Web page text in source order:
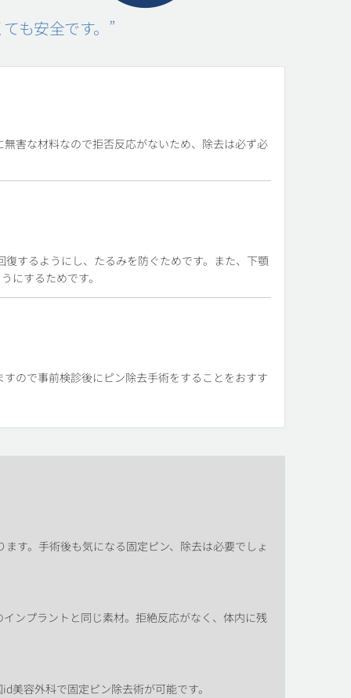
も安全です。”
害な材料なので拒否反応がないため、除去は必ず必
するようにし、たるみを防ぐためです。また、下顎
にするためです。
ので事前検診後にピン除去手術をすることをおすす
す。手術後も気になる固定ピン、除去は必要でしょ
ンプラントと同じ素材。拒絶反応がなく、体内に残
美容外科で固定ピン除去術が可能です。